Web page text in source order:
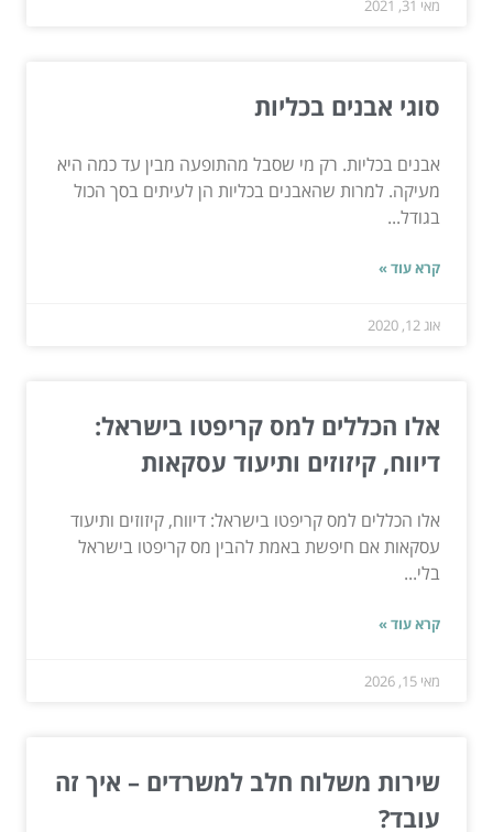
מאי 31, 2021
סוגי אבנים בכליות
אבנים בכליות. רק מי שסבל מהתופעה מבין עד כמה היא
מעיקה. למרות שהאבנים בכליות הן לעיתים בסך הכול
בגודל...
קרא עוד »
אוג 12, 2020
אלו הכללים למס קריפטו בישראל:
דיווח, קיזוזים ותיעוד עסקאות
אלו הכללים למס קריפטו בישראל: דיווח, קיזוזים ותיעוד
עסקאות אם חיפשת באמת להבין מס קריפטו בישראל
בלי...
קרא עוד »
מאי 15, 2026
שירות משלוח חלב למשרדים – איך זה
עובד?